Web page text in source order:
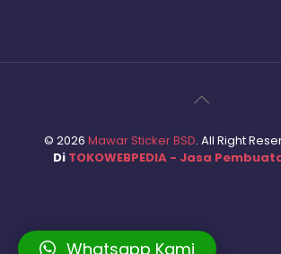
© 2026 Mawar Sticker BSD. All Right
Di TOKOWEBPEDIA - Jasa
Whatsapp Kami